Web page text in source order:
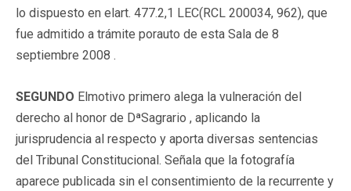
lo dispuesto en elart. 477.2,1 LEC(RCL 200034, 962), que
fue admitido a trámite porauto de esta Sala de 8
septiembre 2008 .
SEGUNDO Elmotivo primero alega la vulneración del
derecho al honor de DªSagrario , aplicando la
jurisprudencia al respecto y aporta diversas sentencias
del Tribunal Constitucional. Señala que la fotografía
aparece publicada sin el consentimiento de la recurrente y